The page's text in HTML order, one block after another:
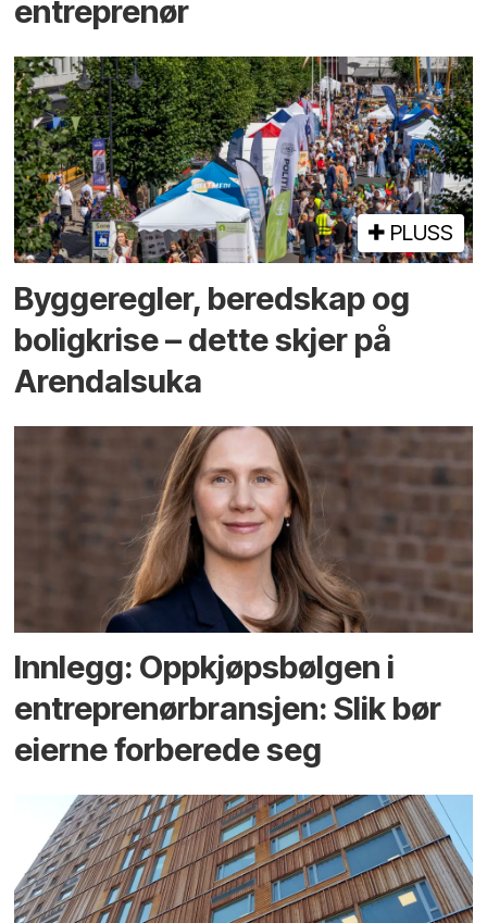
entreprenør
PLUSS
Bygge­regler, beredskap og
bolig­krise – dette skjer på
Arendals­uka
Innlegg: Oppkjøps­bølgen i
entreprenør­bransjen: Slik bør
eierne forberede seg